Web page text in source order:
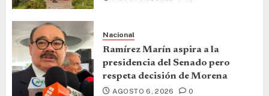
Nacional
Ramírez Marín aspira a la
presidencia del Senado pero
respeta decisión de Morena
AGOSTO 6, 2026 0